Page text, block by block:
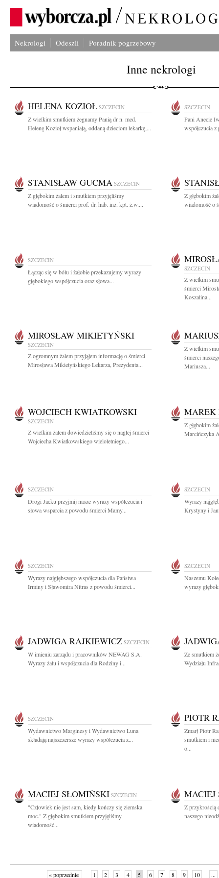
Nekrologi Odeszli Poradnik pogrzebowy
Inne nekrologi
HELENA KOZIOŁ SZCZECIN
Z wielkim smutkiem żegnamy Panią dr n. med.
Helenę Kozioł wspaniałą, oddaną dzieciom lekarkę,...
SZCZECIN
Pani Anecie
współczucia
STANISŁAW GUCMA SZCZECIN
Z głębokim żalem i smutkiem przyjęliśmy
wiadomość o śmierci prof. dr. hab. inż. kpt. ż.w....
Z głębokim
wiadomość o
SZCZECIN
Łącząc się w bólu i żałobie przekazujemy wyrazy
głębokiego współczucia oraz słowa...
SZCZECIN
Z wielkim
śmierci
Koszalina...
MIROSŁAW MIKIETYŃSKI
SZCZECIN
Z ogromnym żalem przyjąłem informację o śmierci
Mirosława Mikietyńskiego Lekarza, Prezydenta...
Z wielkim
śmierci
Mariusza...
WOJCIECH KWIATKOWSKI
SZCZECIN
Z wielkim żalem dowiedzieliśmy się o nagłej śmierci
Wojciecha Kwiatkowskiego wieloletniego...
MAREK
Z głębokim
Marcińczyka
SZCZECIN
Drogi Jacku przyjmij nasze wyrazy współczucia i
słowa wsparcia z powodu śmierci Mamy...
SZCZECIN
Wyrazy
Krystyny i
SZCZECIN
Wyrazy najgłębszego współczucia dla Państwa
Irminy i Sławomira Nitras z powodu śmierci...
SZCZECIN
Naszemu
wyrazy
JADWIGA RAJKIEWICZ SZCZECIN
W imieniu zarządu i pracowników NEWAG S.A.
Wyrazy żalu i współczucia dla Rodziny i...
Ze smutkiem
Wydziału
SZCZECIN
Wydawnictwo Marginesy i Wydawnictwo Luna
składają najszczersze wyrazy współczucia z...
PIOTR
Zmarł Piotr
smutkiem i
o...
MACIEJ SŁOMIŃSKI SZCZECIN
"Człowiek nie jest sam, kiedy kończy się ziemska
moc." Z głębokim smutkiem przyjęliśmy
wiadomość...
MACIEJ
Z przykrością
naszego
« poprzednie 1 2 3 4 5 6 7 8 9 10 ...